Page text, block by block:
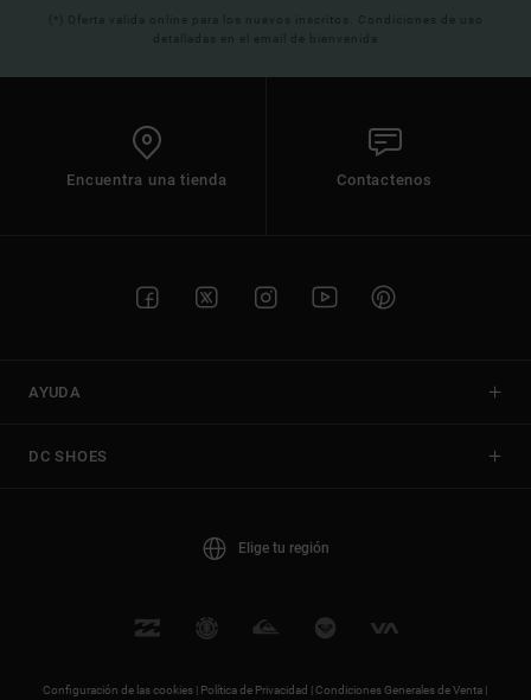
(*) Oferta valida online para los nuevos inscritos. Condiciones de uso
detalladas en el email de bienvenida
Encuentra una tienda Contactenos
AYUDA
DC SHOES
Elige tu región
Configuración de las cookies | Política de Privacidad |Condiciones Generales de Venta |